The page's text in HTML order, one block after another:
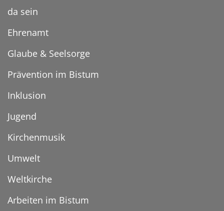
da sein
Ehrenamt
Glaube & Seelsorge
Prävention im Bistum
Inklusion
Jugend
Kirchenmusik
Umwelt
Weltkirche
Arbeiten im Bistum